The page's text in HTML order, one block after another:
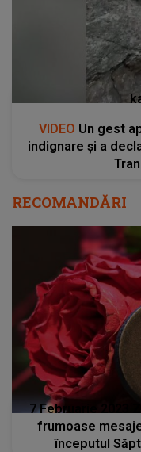
VIDEO Un gest
indignare și a
RECOMANDĂRI
7 Februarie 2023
frumoase
începutul